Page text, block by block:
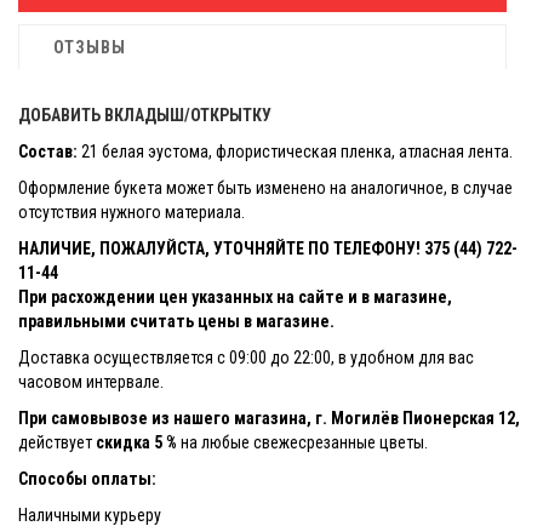
ОТЗЫВЫ
ДОБАВИТЬ ВКЛАДЫШ/ОТКРЫТКУ
Состав: 21 белая эустома, флористическая пленка, атласная лента.
Оформление букета может быть изменено на аналогичное, в случае
отсутствия нужного материала.
НАЛИЧИЕ, ПОЖАЛУЙСТА, УТОЧНЯЙТЕ ПО ТЕЛЕФОНУ! 375 (44) 722-
11-44
При расхождении цен указанных на сайте и в магазине,
правильными считать цены в магазине.
Доставка осуществляется с 09:00 до 22:00, в удобном для вас
часовом интервале.
При самовывозе из нашего магазина, г. Могилёв Пионерская 12,
действует скидка 5 % на любые свежесрезанные цветы.
Способы оплаты:
Наличными курьеру